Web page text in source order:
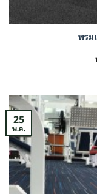
พรม
25
พ.ค.